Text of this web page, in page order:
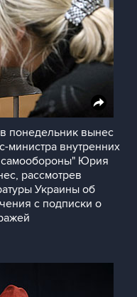
понедельник вынес
министра внутренних
Юрия
рассмотрев
Украины об
с подписки о